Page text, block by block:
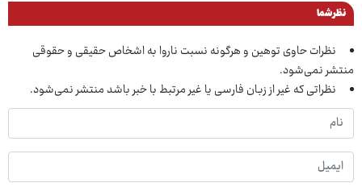
نظر شما
نظرات حاوی توهین و هرگونه نسبت ناروا به اشخاص حقیقی و حقوقی
منتشر نمی‌شود.
نظراتی که غیر از زبان فارسی یا غیر مرتبط با خبر باشد منتشر نمی‌شود.